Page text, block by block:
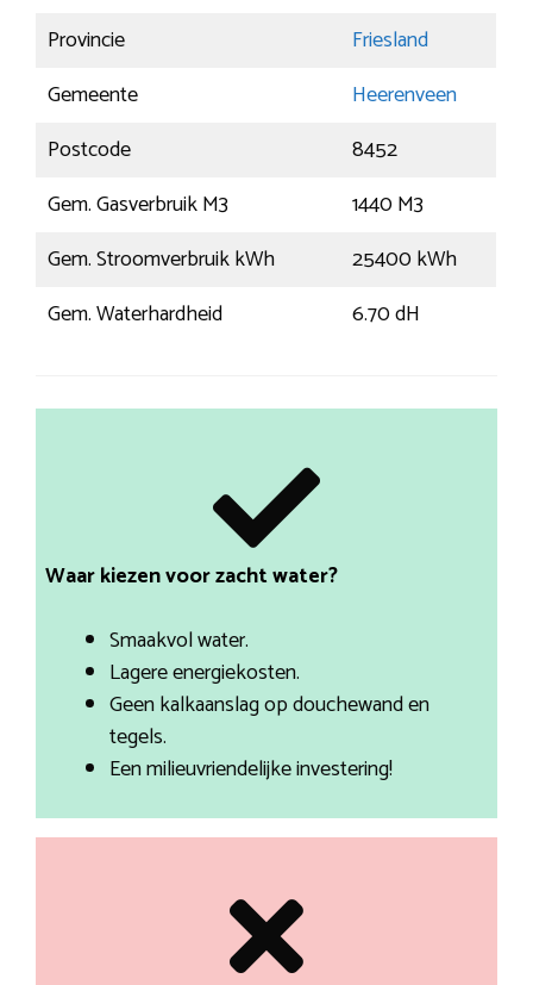
Provincie
Friesland
Gemeente
Heerenveen
Postcode
8452
Gem. Gasverbruik M3
1440 M3
Gem. Stroomverbruik kWh
25400 kWh
Gem. Waterhardheid
6.70 dH
Waar kiezen voor zacht water?
Smaakvol water.
Lagere energiekosten.
Geen kalkaanslag op douchewand en
tegels.
Een milieuvriendelijke investering!